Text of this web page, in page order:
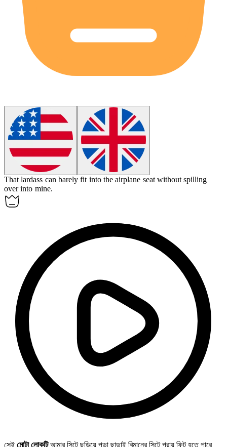
Thatlardass can barely fit into the airplane seat without spilling
over into mine.
সেই মোটা লোকটিআমার সিটে ছড়িয়ে পড়া ছাড়াই বিমানের সিটে প্রায় ফিট হতে পারে